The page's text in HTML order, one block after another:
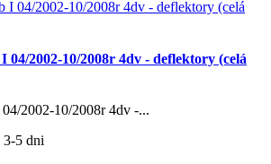
04/2002-10/2008r 4dv - deflektory (celá
2002-10/2008r 4dv -...
3-5 dni